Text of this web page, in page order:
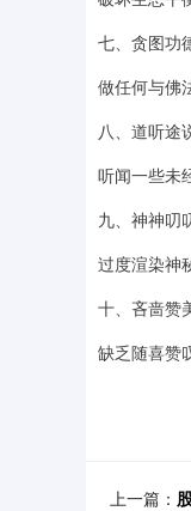
七、贪图功
做任何与佛
八、道听途
听闻一些未
九、神神叨
过度渲染神
十、吝啬赞
缺乏随喜赞
上一篇：